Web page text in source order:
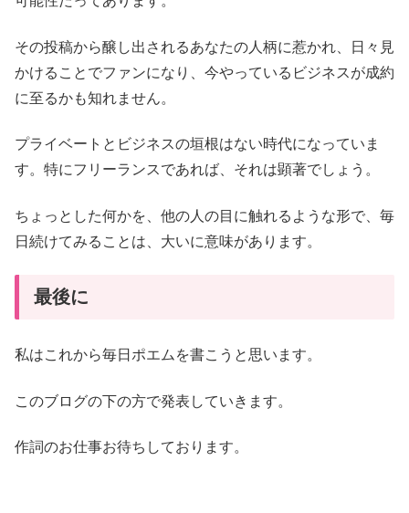
その投稿から醸し出されるあなたの人柄に惹かれ、日々見
かけることでファンになり、今やっているビジネスが成約
に至るかも知れません。
プライベートとビジネスの垣根はない時代になっていま
す。特にフリーランスであれば、それは顕著でしょう。
ちょっとした何かを、他の人の目に触れるような形で、毎
日続けてみることは、大いに意味があります。
最後に
私はこれから毎日ポエムを書こうと思います。
このブログの下の方で発表していきます。
作詞のお仕事お待ちしております。